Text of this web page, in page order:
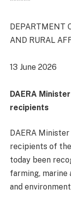
DEPARTMENT
AND RURAL
13 June 2026
DAERA
recipients
DAERA
recipients of the
today been
farming, marine
and